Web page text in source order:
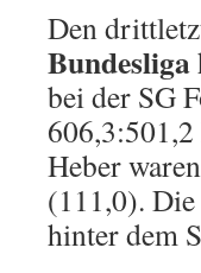
Den
Bundesliga
bei der SG
Heber
(111,0).
hinter dem